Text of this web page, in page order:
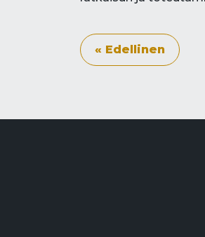
« Edellinen